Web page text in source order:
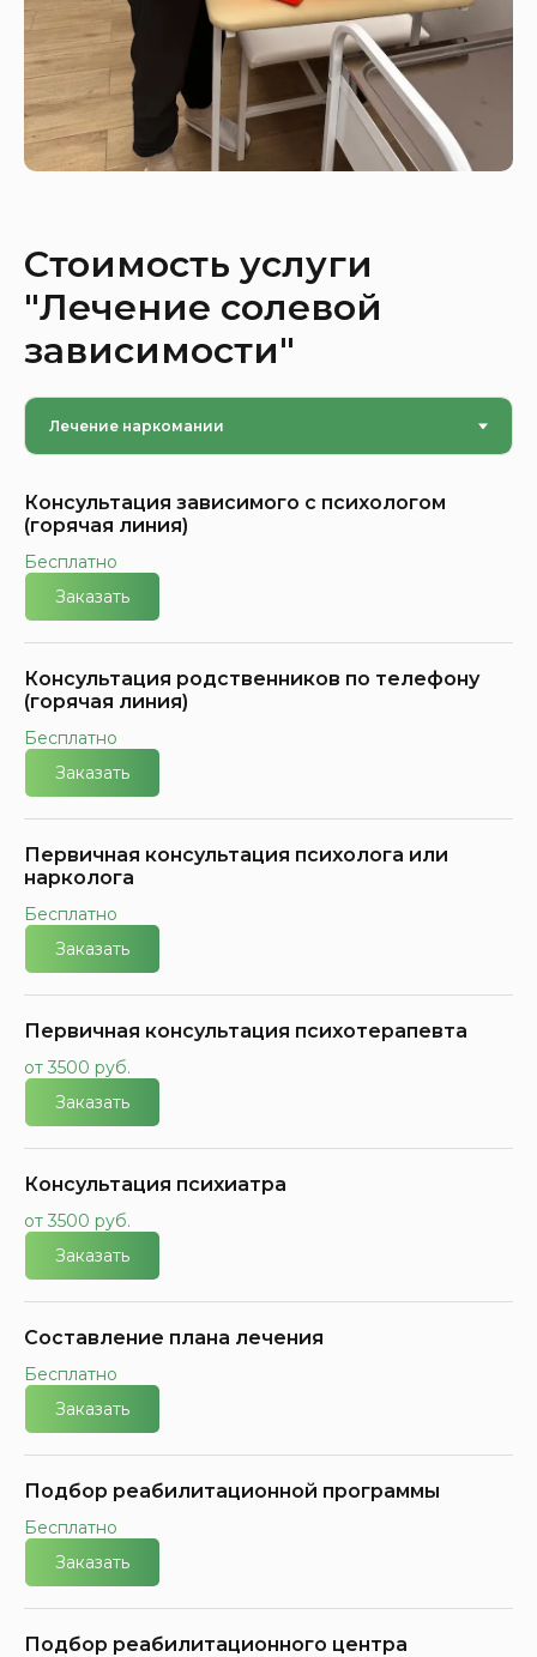
Стоимость услуги
"Лечение солевой
зависимости"
Консультация зависимого с психологом
(горячая линия)
Бесплатно
Заказать
Консультация родственников по телефону
(горячая линия)
Бесплатно
Заказать
Первичная консультация психолога или
нарколога
Бесплатно
Заказать
Первичная консультация психотерапевта
от 3500 руб.
Заказать
Консультация психиатра
от 3500 руб.
Заказать
Составление плана лечения
Бесплатно
Заказать
Подбор реабилитационной программы
Бесплатно
Заказать
Подбор реабилитационного центра